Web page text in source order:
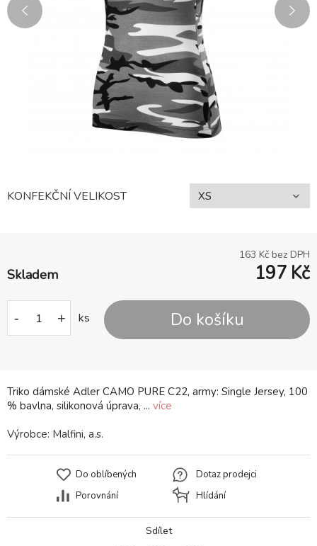
Triko dámské Adler CAMO PURE C22, army: Single Jersey, 100
% bavlna, silikonová úprava, ... více
KONFEKČNÍ VELIKOST
163 Kč bez DPH
Skladem 197 Kč
- + ks Do košíku
Výrobce: Malfini, a.s.
Do oblíbených
Porovnání
Dotaz prodejci
Hlídání
Sdílet